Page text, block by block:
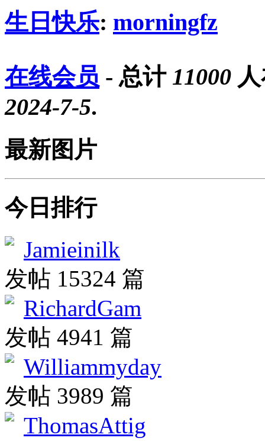
生日快乐: morningfz
在线会员 - 总计 11000
2024-7-5.
最新图片
今日排行
Jamieinilk
发帖 15324 篇
RichardGam
发帖 4941 篇
Williammyday
发帖 3989 篇
ThomasAttig